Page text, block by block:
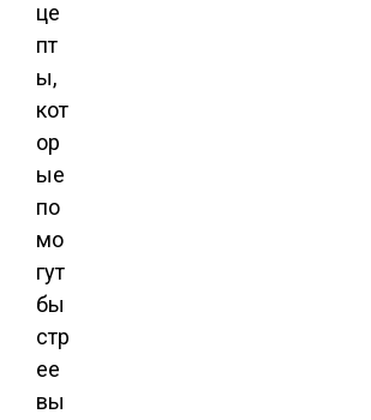
це
пт
ы,
кот
ор
ые
по
мо
гут
бы
стр
ее
вы